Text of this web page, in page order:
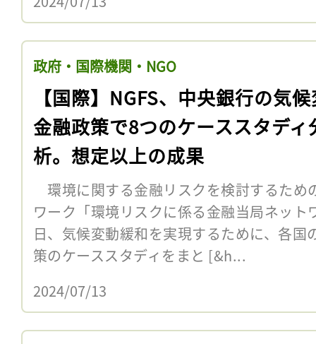
政府・国際機関・NGO
【国際】NGFS、中央銀行の気
金融政策で8つのケーススタディ
析。想定以上の成果
環境に関する金融リスクを検討するため
ワーク「環境リスクに係る金融当局ネット
日、気候変動緩和を実現するために、各
策のケーススタディをまと [&h...
2024/07/13